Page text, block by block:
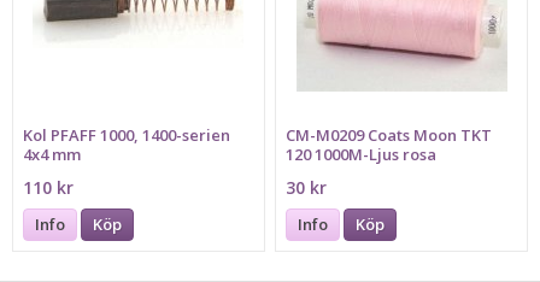
Kol PFAFF 1000, 1400-serien
4x4 mm
110 kr
Info Köp
CM-M0209 Coats Moon TKT
120 1000M-Ljus rosa
30 kr
Info Köp